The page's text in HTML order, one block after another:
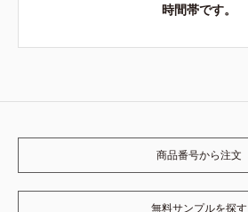
時間帯です。
商品番号から注文
無料サンプルを探す